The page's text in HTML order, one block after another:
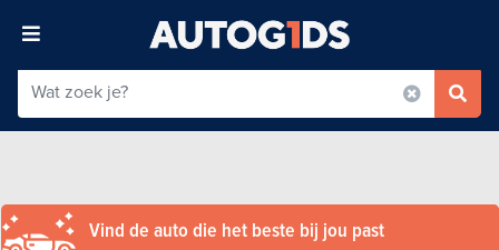
Vind de auto die het beste bij jou past